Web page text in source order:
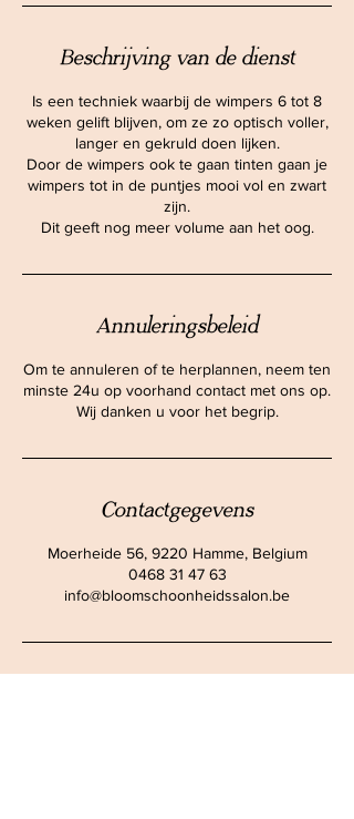
Beschrijving van de dienst
Is een techniek waarbij de wimpers 6 tot 8
weken gelift blijven, om ze zo optisch voller,
langer en gekruld doen lijken.
Door de wimpers ook te gaan tinten gaan je
wimpers tot in de puntjes mooi vol en zwart
zijn.
Dit geeft nog meer volume aan het oog.
Annuleringsbeleid
Om te annuleren of te herplannen, neem ten
minste 24u op voorhand contact met ons op.
Wij danken u voor het begrip.
Contactgegevens
Moerheide 56, 9220 Hamme, Belgium
0468 31 47 63
info@bloomschoonheidssalon.be